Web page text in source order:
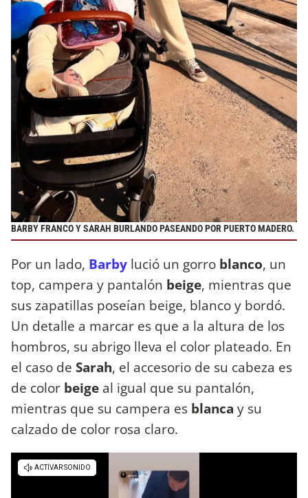
BARBY FRANCO Y SARAH BURLANDO PASEANDO POR PUERTO MADERO.
Por un lado, Barby lució un gorro blanco, un
top, campera y pantalón beige, mientras que
sus zapatillas poseían beige, blanco y bordó.
Un detalle a marcar es que a la altura de los
hombros, su abrigo lleva el color plateado. En
el caso de Sarah, el accesorio de su cabeza es
de color beige al igual que su pantalón,
mientras que su campera es blanca y su
calzado de color rosa claro.